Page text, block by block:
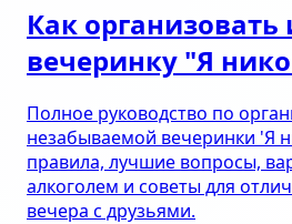
Как
вечеринку "Я
Полное руководство по
незабываемой вечеринки 'Я
правила, лучшие вопросы,
алкоголем и советы для
вечера с друзьями.